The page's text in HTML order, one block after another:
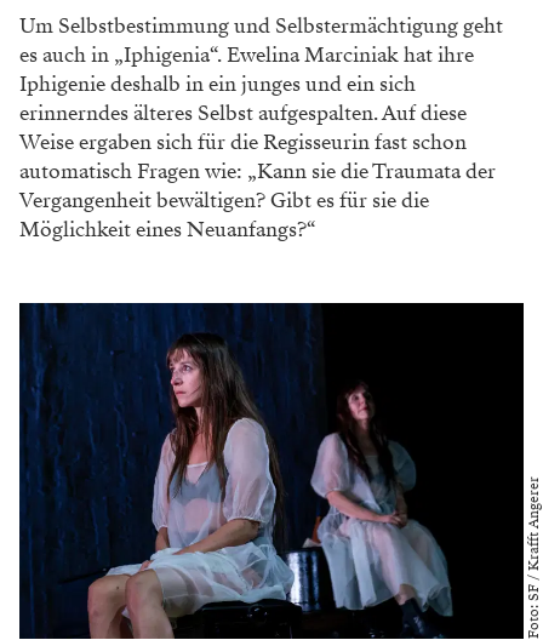
Um Selbstbestimmung und Selbstermächtigung geht
es auch in „Iphigenia“. Ewelina Marciniak hat ihre
Iphigenie deshalb in ein junges und ein sich
erinnerndes älteres Selbst aufgespalten. Auf diese
Weise ergaben sich für die Regisseurin fast schon
automatisch Fragen wie: „Kann sie die Traumata der
Vergangenheit bewältigen? Gibt es für sie die
Möglichkeit eines Neuanfangs?“
Foto: SF / Krafft Angerer